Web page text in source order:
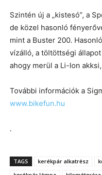
Szintén új a „kistesó”, a
de közel hasonló
mint a Buster 200.
vízálló, a töltöttségi
ahogy merül a Li-Ion
További információk a
www.bikefun.hu
.
TAGS kerékpár alkatrész